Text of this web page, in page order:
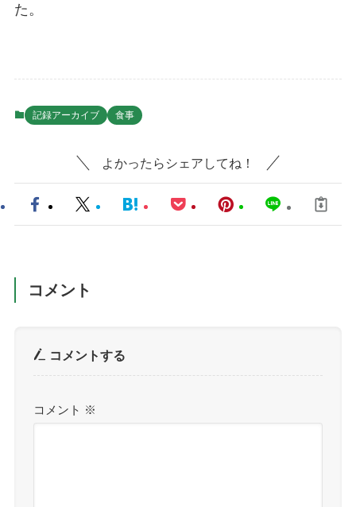
た。
記録アーカイブ 食事
よかったらシェアしてね！
コメント
コメントする
コメント ※